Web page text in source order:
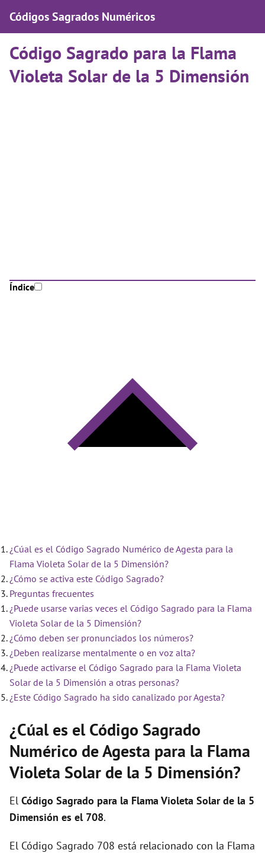
Códigos Sagrados Numéricos
Código Sagrado para la Flama
Violeta Solar de la 5 Dimensión
Índice
¿Cúal es el Código Sagrado Numérico de Agesta para la
Flama Violeta Solar de la 5 Dimensión?
¿Cómo se activa este Código Sagrado?
Preguntas frecuentes
¿Puede usarse varias veces el Código Sagrado para la Flama
Violeta Solar de la 5 Dimensión?
¿Cómo deben ser pronunciados los números?
¿Deben realizarse mentalmente o en voz alta?
¿Puede activarse el Código Sagrado para la Flama Violeta
Solar de la 5 Dimensión a otras personas?
¿Este Código Sagrado ha sido canalizado por Agesta?
¿Cúal es el Código Sagrado
Numérico de Agesta para la Flama
Violeta Solar de la 5 Dimensión?
El Código Sagrado para la Flama Violeta Solar de la 5
Dimensión es el 708.
El Código Sagrado 708 está relacionado con la Flama